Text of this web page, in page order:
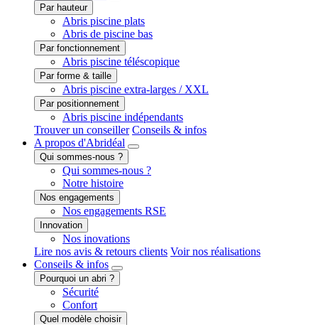
Par hauteur
Abris piscine plats
Abris de piscine bas
Par fonctionnement
Abris piscine téléscopique
Par forme & taille
Abris piscine extra-larges / XXL
Par positionnement
Abris piscine indépendants
Trouver un conseiller Conseils & infos
A propos d'Abridéal
Qui sommes-nous ?
Qui sommes-nous ?
Notre histoire
Nos engagements
Nos engagements RSE
Innovation
Nos inovations
Lire nos avis & retours clients Voir nos réalisations
Conseils & infos
Pourquoi un abri ?
Sécurité
Confort
Quel modèle choisir